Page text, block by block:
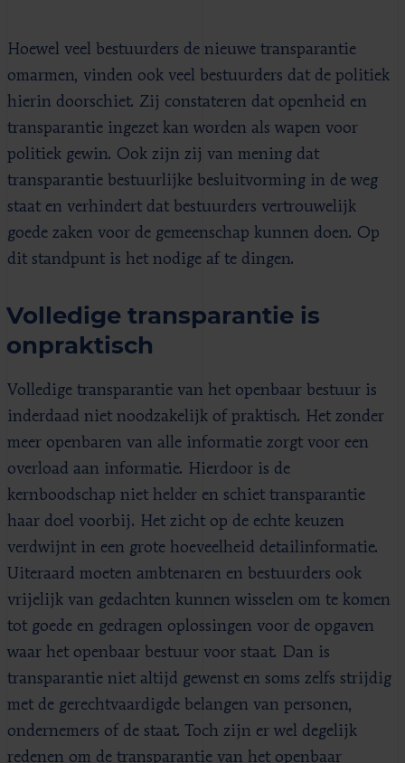
Hoewel veel bestuurders de nieuwe transparantie
omarmen, vinden ook veel bestuurders dat de politiek
hierin doorschiet. Zij constateren dat openheid en
transparantie ingezet kan worden als wapen voor
politiek gewin. Ook zijn zij van mening dat
transparantie bestuurlijke besluitvorming in de weg
staat en verhindert dat bestuurders vertrouwelijk
goede zaken voor de gemeenschap kunnen doen. Op
dit standpunt is het nodige af te dingen.
Volledige transparantie is
onpraktisch
Volledige transparantie van het openbaar bestuur is
inderdaad niet noodzakelijk of praktisch. Het zonder
meer openbaren van alle informatie zorgt voor een
overload aan informatie. Hierdoor is de
kernboodschap niet helder en schiet transparantie
haar doel voorbij. Het zicht op de echte keuzen
verdwijnt in een grote hoeveelheid detailinformatie.
Uiteraard moeten ambtenaren en bestuurders ook
vrijelijk van gedachten kunnen wisselen om te komen
tot goede en gedragen oplossingen voor de opgaven
waar het openbaar bestuur voor staat. Dan is
transparantie niet altijd gewenst en soms zelfs strijdig
met de gerechtvaardigde belangen van personen,
ondernemers of de staat. Toch zijn er wel degelijk
redenen om de transparantie van het openbaar